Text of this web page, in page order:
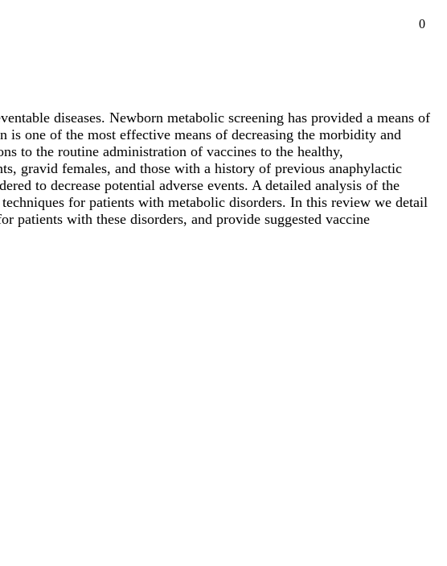
0
diseases. Newborn metabolic screening has provided a means of
one of the most effective means of decreasing the morbidity and
to the routine administration of vaccines to the healthy,
gravid females, and those with a history of previous anaphylactic
to decrease potential adverse events. A detailed analysis of the
for patients with metabolic disorders. In this review we detail
patients with these disorders, and provide suggested vaccine